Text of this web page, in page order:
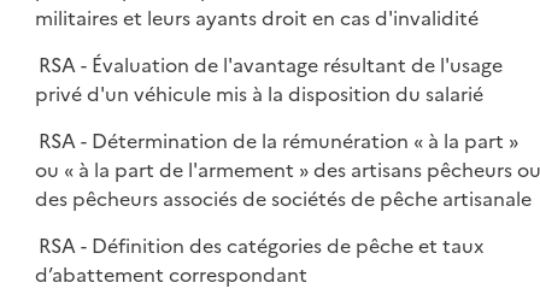
militaires et leurs ayants droit en cas d'invalidité
RSA - Évaluation de l'avantage résultant de l'usage
privé d'un véhicule mis à la disposition du salarié
RSA - Détermination de la rémunération « à la part »
ou « à la part de l'armement » des artisans pêcheurs ou
des pêcheurs associés de sociétés de pêche artisanale
RSA - Définition des catégories de pêche et taux
d’abattement correspondant